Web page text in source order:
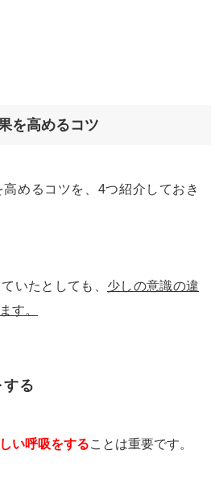
を高めるコツ
めるコツを、4つ紹介しておき
いたとしても、 少しの意識の違
す。
る
い呼吸をすることは重要です。